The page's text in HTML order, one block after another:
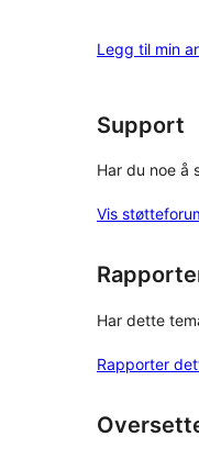
Legg til min
Support
Har du noe å
Vis
Har dette
Rapporter